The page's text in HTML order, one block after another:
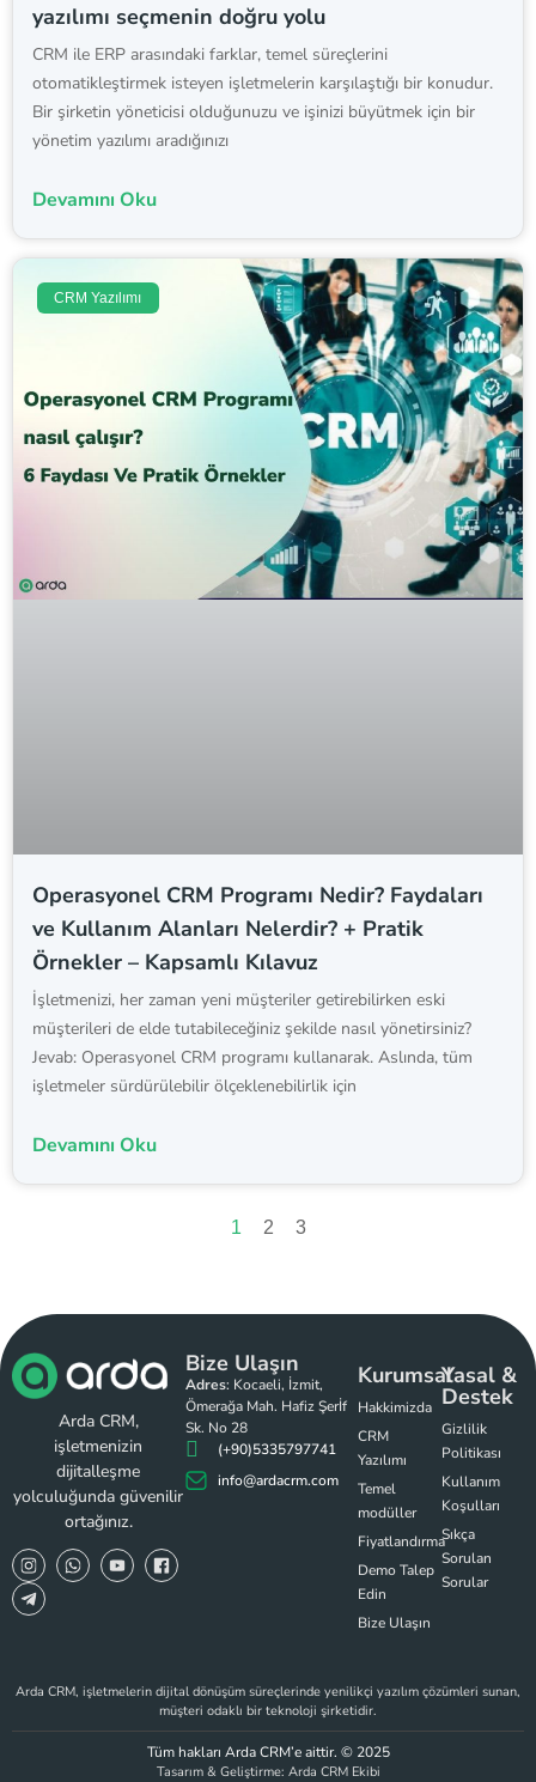
yazılımı seçmenin doğru yolu
CRM ile ERP arasındaki farklar, temel süreçlerini
otomatikleştirmek isteyen işletmelerin karşılaştığı bir konudur.
Bir şirketin yöneticisi olduğunuzu ve işinizi büyütmek için bir
yönetim yazılımı aradığınızı
Devamını Oku
CRM Yazılımı
Operasyonel CRM Programı Nedir? Faydaları
ve Kullanım Alanları Nelerdir? + Pratik
Örnekler – Kapsamlı Kılavuz
İşletmenizi, her zaman yeni müşteriler getirebilirken eski
müşterileri de elde tutabileceğiniz şekilde nasıl yönetirsiniz?
Jevab: Operasyonel CRM programı kullanarak. Aslında, tüm
işletmeler sürdürülebilir ölçeklenebilirlik için
Devamını Oku
1 2 3
Arda CRM,
işletmenizin
dijitalleşme
yolculuğunda güvenilir
ortağınız.
Bize Ulaşın
Adres: Kocaeli, İzmit,
Ömerağa Mah. Hafiz Şerİf
Sk. No 28
(+90)5335797741
info@ardacrm.com
Kurumsal
Hakkimizda
CRM
Yazılımı
Temel
modüller
Fiyatlandırma​
Demo Talep
Edin
Bize Ulaşın
Yasal &
Destek
Gizlilik
Politikası
Kullanım
Koşulları
Sıkça
Sorulan
Sorular
Arda CRM, işletmelerin dijital dönüşüm süreçlerinde yenilikçi yazılım çözümleri sunan,
müşteri odaklı bir teknoloji şirketidir.
Tüm hakları Arda CRM’e aittir. © 2025
Tasarım & Geliştirme: Arda CRM Ekibi